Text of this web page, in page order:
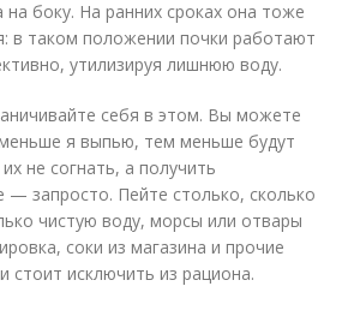
боку. На ранних сроках она тоже
в таком положении почки работают
утилизируя лишнюю воду.
себя в этом. Вы можете
я выпью, тем меньше будут
не согнать, а получить
— запросто. Пейте столько, сколько
чистую воду, морсы или отвары
соки из магазина и прочие
стоит исключить из рациона.